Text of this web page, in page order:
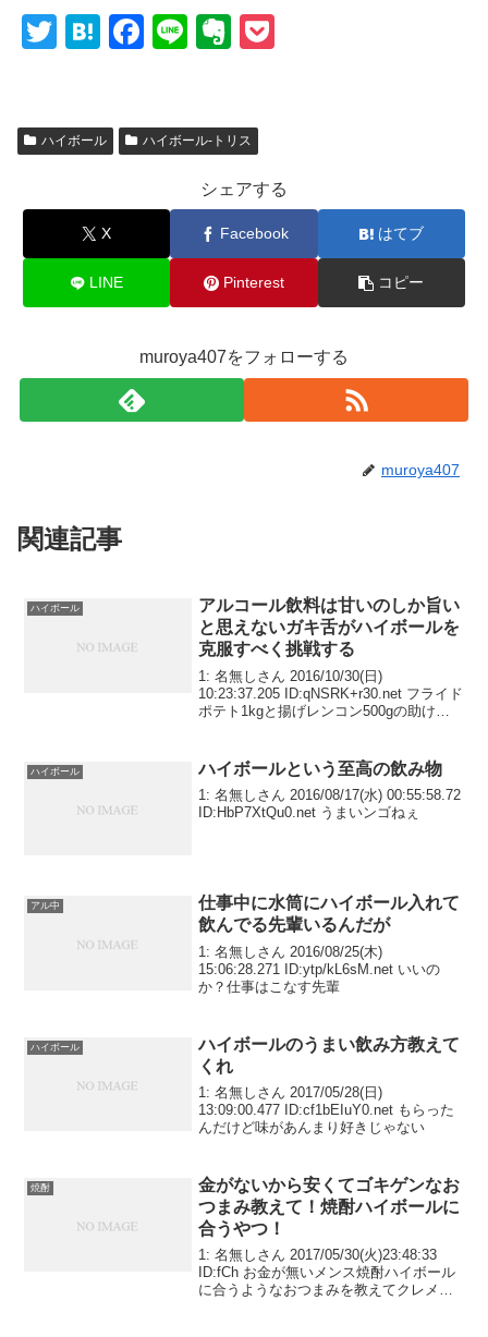
T
er
H
n
F
e
o
Li
E
n
e
ハイボール ハイボール-トリス
シェアする
X Facebook はてブ
LINE Pinterest コピー
muroya407をフォローする
muroya407
関連記事
ハイボール
アルコール飲料は甘いのしか旨い
と思えないガキ舌がハイボールを
克服すべく挑戦する
1: 名無しさん 2016/10/30(日)
10:23:37.205 ID:qNSRK+r30.net フライド
ポテト1kgと揚げレンコン500gの助けを
ハイボール ハイボールという至高の飲み物
1: 名無しさん 2016/08/17(水) 00:55:58.72
ID:HbP7XtQu0.net うまいンゴねぇ
アル中
仕事中に水筒にハイボール入れて
飲んでる先輩いるんだが
1: 名無しさん 2016/08/25(木)
15:06:28.271 ID:ytp/kL6sM.net いいの
か？仕事はこなす先輩
ハイボール
ハイボールのうまい飲み方教えて
くれ
1: 名無しさん 2017/05/28(日)
13:09:00.477 ID:cf1bEIuY0.net もらった
んだけど味があんまり好きじゃない
焼酎
金がないから安くてゴキゲンなお
つまみ教えて！焼酎ハイボールに
合うやつ！
1: 名無しさん 2017/05/30(火)23:48:33
ID:fCh お金が無いメンス焼酎ハイボール
に合うようなおつまみを教えてクレメン